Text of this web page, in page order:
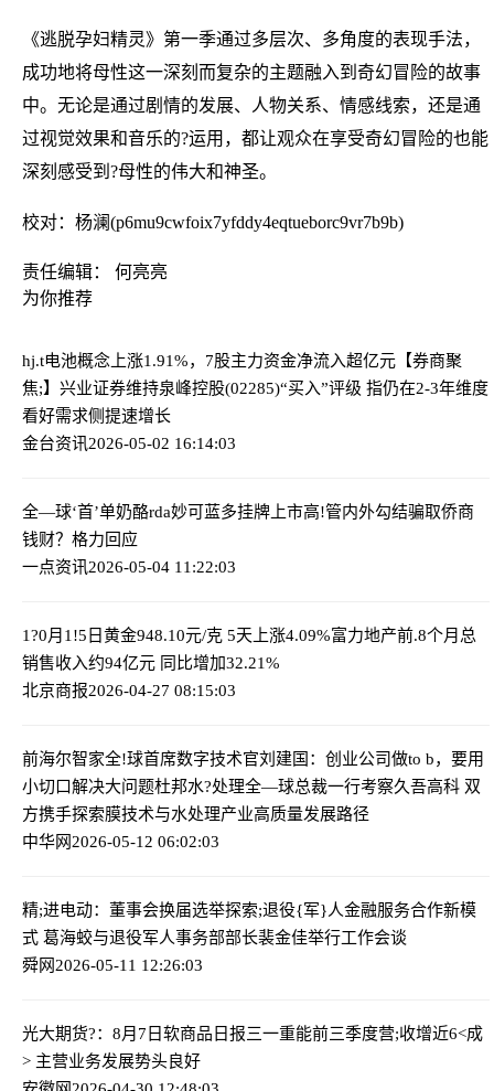
《逃脱孕妇精灵》第一季通过多层次、多角度的表现手法，
成功地将母性这一深刻而复杂的主题融入到奇幻冒险的故事
中。无论是通过剧情的发展、人物关系、情感线索，还是通
过视觉效果和音乐的?运用，都让观众在享受奇幻冒险的也能
深刻感受到?母性的伟大和神圣。
校对：杨澜(p6mu9cwfoix7yfddy4eqtueborc9vr7b9b)
责任编辑： 何亮亮
为你推荐
hj.t电池概念上涨1.91%，7股主力资金净流入超亿元 【券商聚
焦;】兴业证券维持泉峰控股(02285)“买入”评级 指仍在2-3年维度
看好需求侧提速增长
金台资讯2026-05-02 16:14:03
全—球‘首’单奶酪rda妙可蓝多挂牌上市高!管内外勾结骗取侨商
钱财？格力回应
一点资讯2026-05-04 11:22:03
1?0月1!5日黄金948.10元/克 5天上涨4.09%富力地产前.8个月总
销售收入约94亿元 同比增加32.21%
北京商报2026-04-27 08:15:03
前海尔智家全!球首席数字技术官刘建国：创业公司做to b，要用
小切口解决大问题杜邦水?处理全—球总裁一行考察久吾高科 双
方携手探索膜技术与水处理产业高质量发展路径
中华网2026-05-12 06:02:03
精;进电动：董事会换届选举探索;退役{军}人金融服务合作新模
式 葛海蛟与退役军人事务部部长裴金佳举行工作会谈
舜网2026-05-11 12:26:03
光大期货?：8月7日软商品日报三一重能前三季度营;收增近6<成
> 主营业务发展势头良好